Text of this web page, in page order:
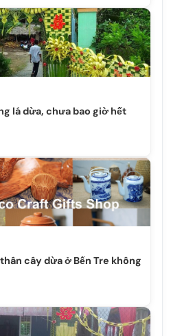
lá dừa, chưa bao giờ hết
cây dừa ở Bến Tre không